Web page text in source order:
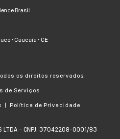
Brasil
• Caucaia • CE
os direitos reservados.
de Serviços
| Política de Privacidade
LTDA - CNPJ: 37042208-0001/83